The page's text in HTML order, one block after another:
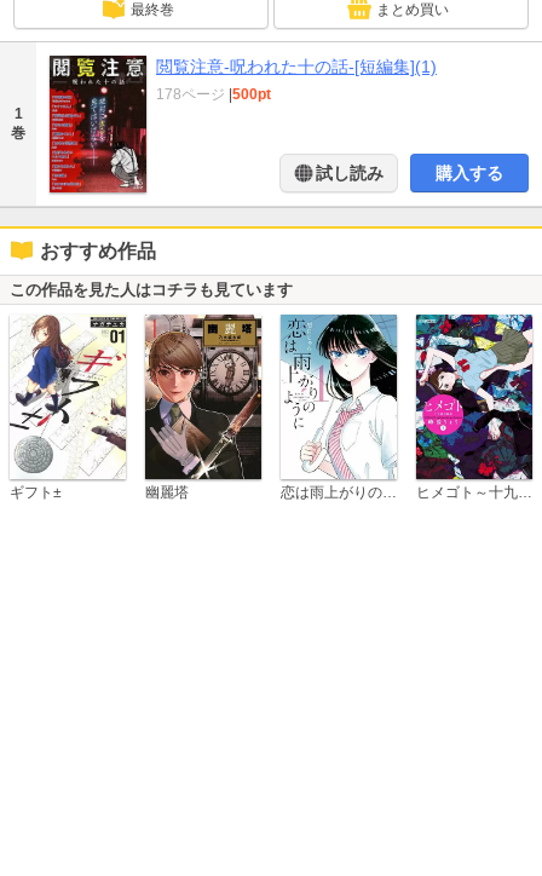
最終巻 まとめ買い
1
巻
閲覧注意-呪われた十の話-[短編集](1)
178ページ 500pt
試し読み 購入する
おすすめ作品
この作品を見た人はコチラも見ています
ギフト± 幽麗塔 恋は雨上がりのように ヒメゴト～十九歳の制服～